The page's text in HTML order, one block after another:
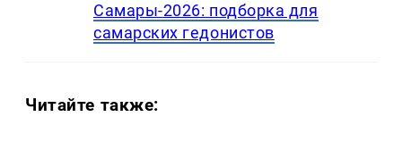
Самары-2026: подборка для
самарских гедонистов
Читайте также: